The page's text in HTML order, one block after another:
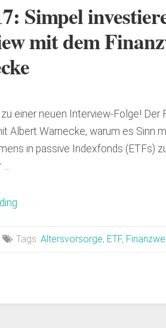
Simpel
mit dem
einer neuen Interview-Folge! Der
Albert Warnecke, warum es Sinn
in passive Indexfonds (ETFs)
…
Simpel
Interview
Tags: Altersvorsorge, ETF,